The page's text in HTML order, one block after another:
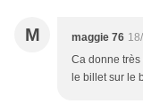
M maggie 76
Ca donne
le billet sur le